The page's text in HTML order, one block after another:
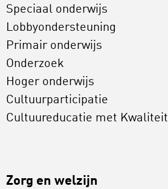
Speciaal onderwijs
Lobbyondersteuning
Primair onderwijs
Onderzoek
Hoger onderwijs
Cultuurparticipatie
Cultuureducatie met Kwaliteit
Zorg en welzijn